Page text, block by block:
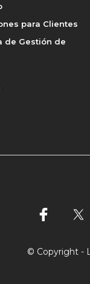
para Clientes
de Gestión de
© Copyright -